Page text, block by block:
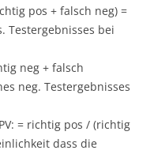
pos + falsch neg) =
Testergebnisses bei
neg + falsch
neg. Testergebnisses
= richtig pos / (richtig
dass die